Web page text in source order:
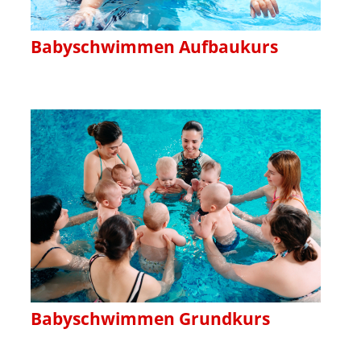
Babyschwimmen Aufbaukurs
Babyschwimmen Grundkurs